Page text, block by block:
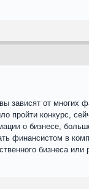
зависят от многих
пройти конкурс,
о бизнесе,
финансистом в
бизнеса или